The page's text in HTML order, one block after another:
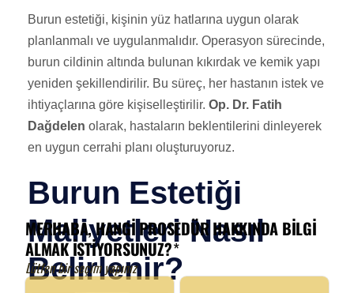
Burun estetiği, kişinin yüz hatlarına uygun olarak
planlanmalı ve uygulanmalıdır. Operasyon sürecinde,
burun cildinin altında bulunan kıkırdak ve kemik yapı
yeniden şekillendirilir. Bu süreç, her hastanın istek ve
ihtiyaçlarına göre kişiselleştirilir. Op. Dr. Fatih
Dağdelen olarak, hastaların beklentilerini dinleyerek
en uygun cerrahi planı oluşturuyoruz.
Burun Estetiği
Maliyetleri Nasıl
Belirlenir?